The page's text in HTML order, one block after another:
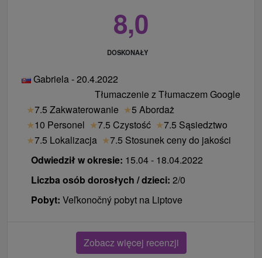
8,0
DOSKONAŁY
Gabriela - 20.4.2022
Tłumaczenie z Tłumaczem Google
★7.5 Zakwaterowanie ★5 Abordaż
★10 Personel ★7.5 Czystość ★7.5 Sąsiedztwo
★7.5 Lokalizacja ★7.5 Stosunek ceny do jakości
Odwiedził w okresie: 15.04 - 18.04.2022
Liczba osób dorosłych / dzieci: 2/0
Pobyt: Veľkonočný pobyt na Liptove
Zobacz więcej recenzji